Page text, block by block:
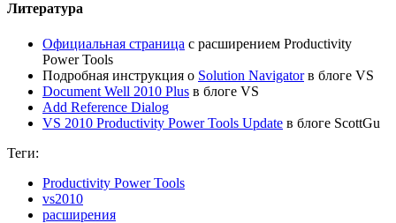
Литература
Официальная страница с расширением Productivity
Power Tools
Подробная инструкция о Solution Navigatorв блоге VS
Document Well 2010 Plus в блоге VS
Add Reference Dialog
VS 2010 Productivity Power Tools Update в блоге ScottGu
Теги:
Productivity Power Tools
vs2010
расширения